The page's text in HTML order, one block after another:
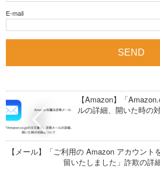
E-mail
【Amazon】「
ルの詳細、開いた時の
【メール】「ご利用の Amazon アカウント
留いたしました」詐欺の詳